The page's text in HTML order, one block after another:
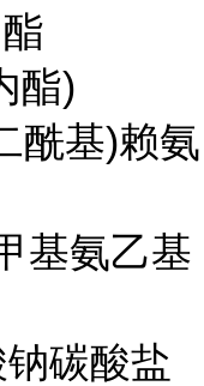
酯)
酰基)赖氨
基氨乙基
碳酸盐